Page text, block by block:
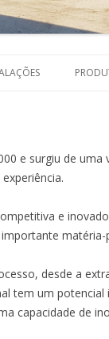
e surgiu de
e
matéria-
desde a
tem um
capacidade de